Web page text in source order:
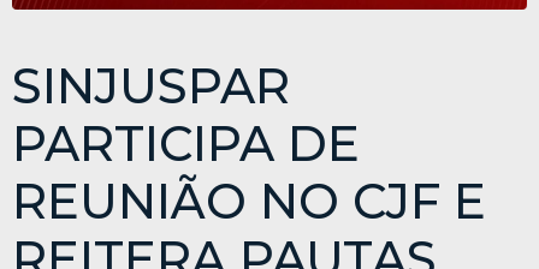
SINJUSPAR
PARTICIPA DE
REUNIÃO NO CJF E